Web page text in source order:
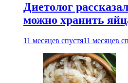
Диетолог
можно хранить
11 месяцев спустя11 месяцев